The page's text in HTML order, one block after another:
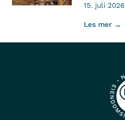
15. juli 2026
Les mer →